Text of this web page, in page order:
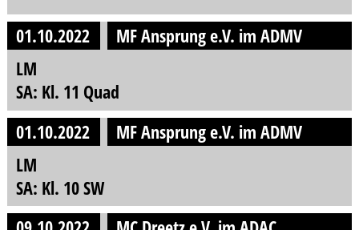
01.10.2022
MF Ansprung e.V. im ADMV
LM
SA: Kl. 11 Quad
01.10.2022
MF Ansprung e.V. im ADMV
LM
SA: Kl. 10 SW